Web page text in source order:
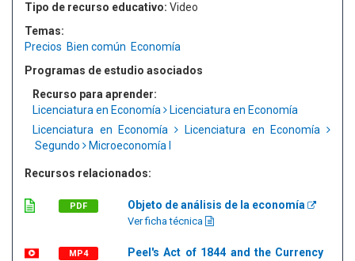
Tipo de recurso educativo: Video
Temas:
Precios Bien común Economía
Programas de estudio asociados
Recurso para aprender:
Licenciatura en Economía
Licenciatura en Economía
Licenciatura en Economía
Licenciatura en Economía
Segundo
Microeconomía I
Recursos relacionados:
PDF Objeto de análisis de la economía
Ver ficha técnica
MP4
Peel's Act of 1844 and the Currency